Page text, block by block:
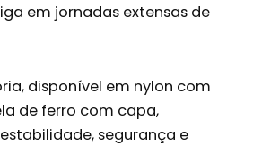
em jornadas extensas de
disponível em nylon com
de ferro com capa,
segurança e